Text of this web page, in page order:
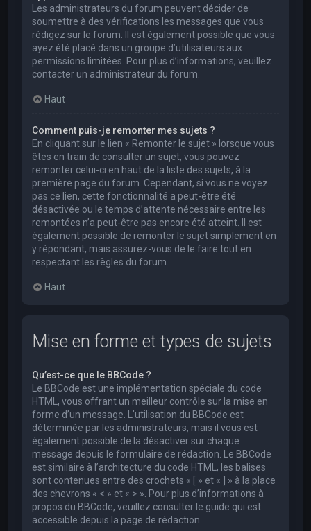
Les administrateurs du forum peuvent décider de
soumettre à des vérifications les messages que vous
rédigez sur le forum. Il est également possible que vous
ayez été placé dans un groupe d’utilisateurs aux
permissions limitées. Pour plus d’informations, veuillez
contacter un administrateur du forum.
Haut
Comment puis-je remonter mes sujets ?
En cliquant sur le lien « Remonter le sujet » lorsque vous
êtes en train de consulter un sujet, vous pouvez
remonter celui-ci en haut de la liste des sujets, à la
première page du forum. Cependant, si vous ne voyez
pas ce lien, cette fonctionnalité a peut-être été
désactivée ou le temps d’attente nécessaire entre les
remontées n’a peut-être pas encore été atteint. Il est
également possible de remonter le sujet simplement en
y répondant, mais assurez-vous de le faire tout en
respectant les règles du forum.
Haut
Mise en forme et types de sujets
Qu’est-ce que le BBCode ?
Le BBCode est une implémentation spéciale du code
HTML, vous offrant un meilleur contrôle sur la mise en
forme d’un message. L’utilisation du BBCode est
déterminée par les administrateurs, mais il vous est
également possible de la désactiver sur chaque
message depuis le formulaire de rédaction. Le BBCode
est similaire à l’architecture du code HTML, les balises
sont contenues entre des crochets « [ » et « ] » à la place
des chevrons « < » et « > ». Pour plus d’informations à
propos du BBCode, veuillez consulter le guide qui est
accessible depuis la page de rédaction.